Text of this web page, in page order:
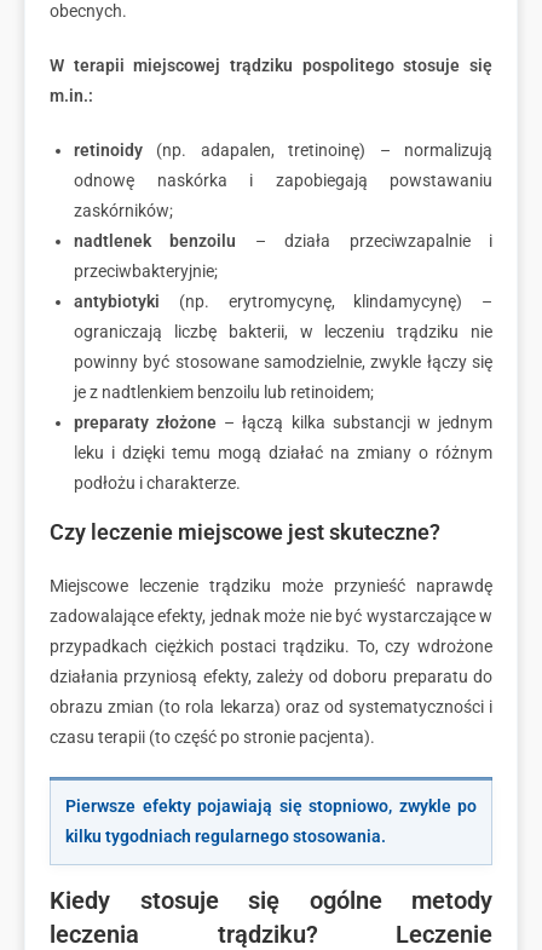
obecnych.
W terapii miejscowej trądziku pospolitego stosuje się
m.in.:
retinoidy (np. adapalen, tretinoinę) – normalizują
odnowę naskórka i zapobiegają powstawaniu
zaskórników;
nadtlenek benzoilu – działa przeciwzapalnie i
przeciwbakteryjnie;
antybiotyki (np. erytromycynę, klindamycynę) –
ograniczają liczbę bakterii, w leczeniu trądziku nie
powinny być stosowane samodzielnie, zwykle łączy się
je z nadtlenkiem benzoilu lub retinoidem;
preparaty złożone – łączą kilka substancji w jednym
leku i dzięki temu mogą działać na zmiany o różnym
podłożu i charakterze.
Czy leczenie miejscowe jest skuteczne?
Miejscowe leczenie trądziku może przynieść naprawdę
zadowalające efekty, jednak może nie być wystarczające w
przypadkach ciężkich postaci trądziku. To, czy wdrożone
działania przyniosą efekty, zależy od doboru preparatu do
obrazu zmian (to rola lekarza) oraz od systematyczności i
czasu terapii (to część po stronie pacjenta).
Pierwsze efekty pojawiają się stopniowo, zwykle po
kilku tygodniach regularnego stosowania.
Kiedy stosuje się ogólne metody
leczenia trądziku? Leczenie